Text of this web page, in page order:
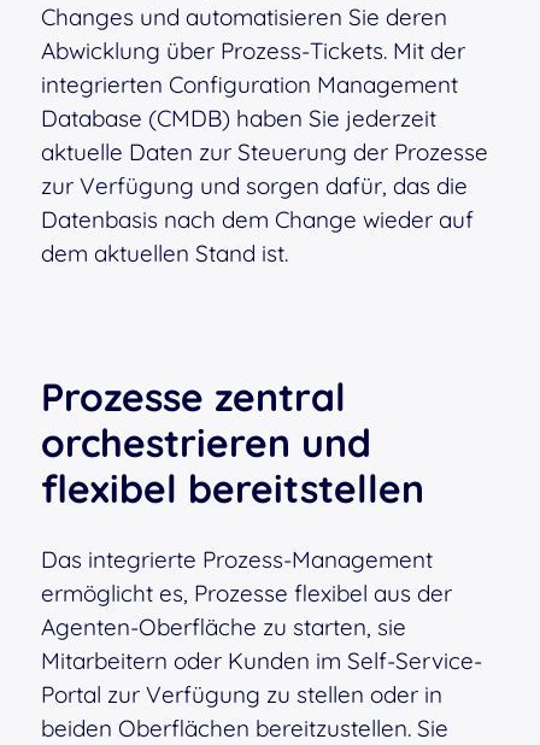
Changes und automatisieren Sie deren
Abwicklung über Prozess-Tickets. Mit der
integrierten Configuration Management
Database (CMDB) haben Sie jederzeit
aktuelle Daten zur Steuerung der Prozesse
zur Verfügung und sorgen dafür, das die
Datenbasis nach dem Change wieder auf
dem aktuellen Stand ist.
Prozesse zentral
orchestrieren und
flexibel bereitstellen
Das integrierte Prozess-Management
ermöglicht es, Prozesse flexibel aus der
Agenten-Oberfläche zu starten, sie
Mitarbeitern oder Kunden im Self-Service-
Portal zur Verfügung zu stellen oder in
beiden Oberflächen bereitzustellen. Sie